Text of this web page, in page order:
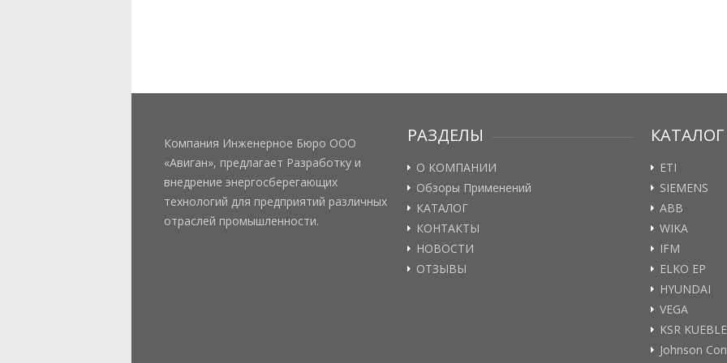
Компания Инженерное Бюро ООО
«Авиган», предлагает Разработку и
внедрение энергосберегающих
технологий для предприятий различных
отраслей промышленности.
РАЗДЕЛЫ
О КОМПАНИИ
Обзоры Применений
КАТАЛОГ
КОНТАКТЫ
НОВОСТИ
ОТЗЫВЫ
КАТАЛОГ
ETI
SIEMENS
ABB
WIKA
IFM
ELKO EP
HYUNDAI
VEGA
KSR
Johnson